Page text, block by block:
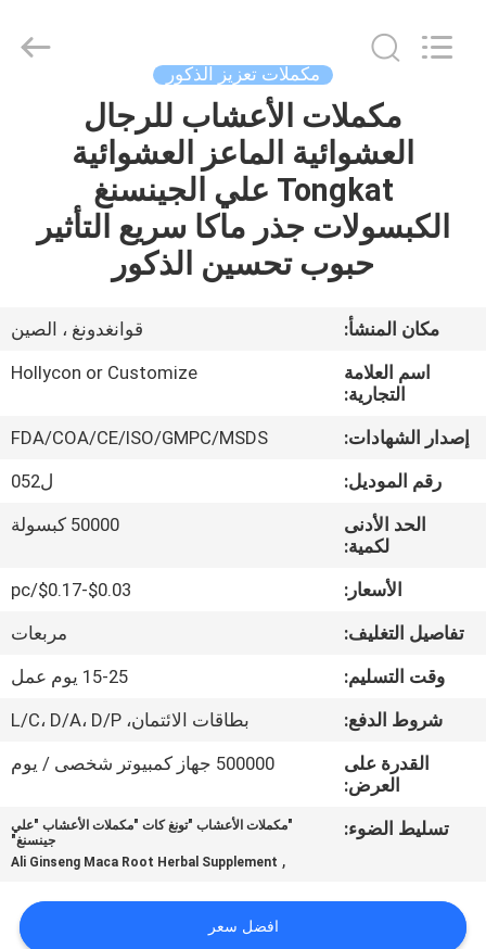
المنتجات
أشرطة
حول
جولة
المعمل
الجودة
اتصل
أخبار
جميع
القضايا
مكملات تعزيز الذكور
مكملات الأعشاب للرجال
العشوائية الماعز العشوائية
Tongkat علي الجينسنغ
الكبسولات جذر ماكا سريع التأثير
حبوب تحسين الذكور
مكان المنشأ:
قوانغدونغ ، الصين
اسم العلامة
التجارية:
Hollycon or Customize
إصدار الشهادات:
FDA/COA/CE/ISO/GMPC/MSDS
رقم الموديل:
ل052
الحد الأدنى
لكمية:
50000 كبسولة
الأسعار:
$0.03-$0.17/pc
تفاصيل التغليف:
مربعات
وقت التسليم:
15-25 يوم عمل
شروط الدفع:
بطاقات الائتمان، L/C، D/A، D/P
القدرة على
العرض:
500000 جهاز كمبيوتر شخصى / يوم
تسليط الضوء:
"مكملات الأعشاب "تونغ كات "مكملات الأعشاب "علي
جينسنغ"
,
Ali Ginseng Maca Root Herbal Supplement
افضل سعر